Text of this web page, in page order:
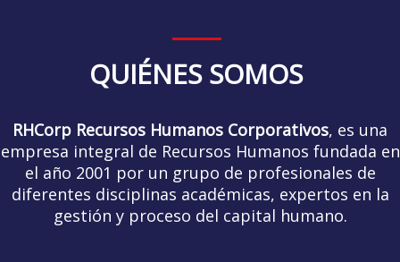
QUIÉNES SOMOS
RHCorp Recursos Humanos Corporativos, es una
empresa integral de Recursos Humanos fundada en
el año 2001 por un grupo de profesionales de
diferentes disciplinas académicas, expertos en la
gestión y proceso del capital humano.